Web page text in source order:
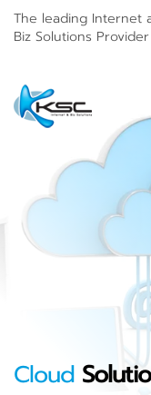
The leading Internet
Biz Solutions
Cloud